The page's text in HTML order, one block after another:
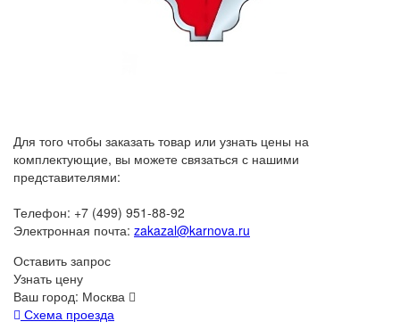
Для того чтобы заказать товар или узнать цены на
комплектующие, вы можете связаться с нашими
представителями:
Телефон: +7 (499) 951-88-92
Электронная почта: zakazal@karnova.ru
Оставить запрос
Узнать цену
Ваш город: Москва
Схема проезда